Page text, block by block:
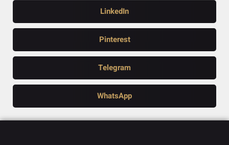
LinkedIn
Pinterest
Telegram
WhatsApp